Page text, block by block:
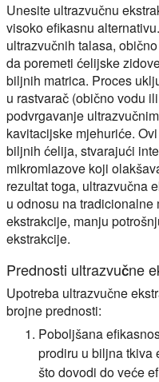
Unesite ultrazvučnu
visoko efikasnu
ultrazvučnih talasa,
da poremeti ćelijske
biljnih matrica. Proces
u rastvarač (obično vodu
podvrgavanje
kavitacijske mjehuriće.
biljnih ćelija, stvarajući
mikromlazove koji
rezultat toga, ultrazvučna
u odnosu na
ekstrakcije, manju
ekstrakcije.
Prednosti ultrazvučne
Upotreba ultrazvučne
brojne prednosti:
Poboljšana
prodiru u biljna tkiva
što dovodi do veće